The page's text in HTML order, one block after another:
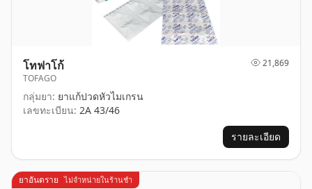
โทฟาโก้
TOFAGO
21,869
กลุ่มยา: ยาแก้ปวดหัวไมเกรน
เลขทะเบียน: 2A 43/46
รายละเอียด
ยาอันตราย ไม่จำหน่ายในร้านชำ